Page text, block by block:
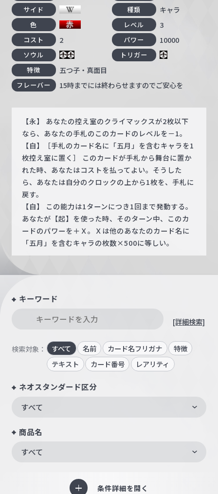
サイド 種類 キャラ
色 レベル 3
コスト 2 パワー 10000
ソウル
トリガー
特徴
五つ子・真面目
フレーバー 15時までには終わらせますのでご安心を
【永】 あなたの控え室のクライマックスが2枚以下
なら、あなたの手札のこのカードのレベルを－1。
【自】［手札のカード名に「五月」を含むキャラを1
枚控え室に置く］ このカードが手札から舞台に置か
れた時、あなたはコストを払ってよい。そうした
ら、あなたは自分のクロックの上から1枚を、手札に
戻す。
【自】 この能力は1ターンにつき1回まで発動する。
あなたが【起】を使った時、そのターン中、このカ
ードのパワーを＋Ｘ。Ｘは他のあなたのカード名に
「五月」を含むキャラの枚数×500に等しい。
キーワード
[詳細検索]
検索対象： すべて 名前 カード名フリガナ
特徴
テキスト
カード番号 レアリティ
ネオスタンダード区分
すべて
商品名
すべて
条件詳細を開く